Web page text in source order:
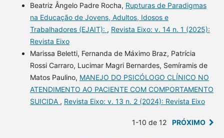
Beatriz Ângelo Padre Rocha, Rupturas de Paradigmas
na Educação de Jovens, Adultos, Idosos e
Trabalhadores (EJAIT): , Revista Eixo: v. 14 n. 1 (2025):
Revista Eixo
Marissa Beletti, Fernanda de Máximo Braz, Patrícia
Rossi Carraro, Lucimar Magri Bernardes, Semíramis de
Matos Paulino, MANEJO DO PSICÓLOGO CLÍNICO NO
ATENDIMENTO AO PACIENTE COM COMPORTAMENTO
SUICIDA , Revista Eixo: v. 13 n. 2 (2024): Revista Eixo
1-10 de 12 PRÓXIMO